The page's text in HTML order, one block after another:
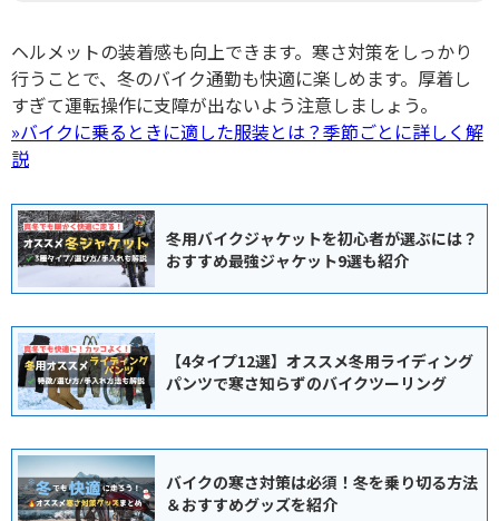
ヘルメットの装着感も向上できます。 寒さ対策をしっかり
行うことで、冬のバイク通勤も快適に楽しめます。厚着し
すぎて運転操作に支障が出ないよう注意しましょう。
»バイクに乗るときに適した服装とは？季節ごとに詳しく解
説
冬用バイクジャケットを初心者が選ぶには？
おすすめ最強ジャケット9選も紹介
【4タイプ12選】オススメ冬用ライディング
パンツで寒さ知らずのバイクツーリング
バイクの寒さ対策は必須！冬を乗り切る方法
＆おすすめグッズを紹介